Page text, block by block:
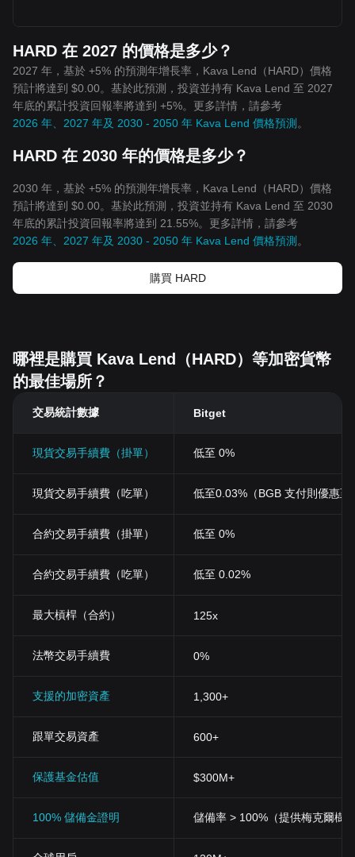
HARD 在 2027 的價格是多少？
2027 年，基於 +5% 的預測年增長率，Kava Lend（HARD）價格
預計將達到 $0.00。基於此預測，投資並持有 Kava Lend 至 2027
年底的累計投資回報率將達到 +5%。更多詳情，請參考
2026 年、2027 年及 2030 - 2050 年 Kava Lend 價格預測 。
HARD 在 2030 年的價格是多少？
2030 年，基於 +5% 的預測年增長率，Kava Lend（HARD）價格
預計將達到 $0.00。基於此預測，投資並持有 Kava Lend 至 2030
年底的累計投資回報率將達到 21.55%。更多詳情，請參考
2026 年、2027 年及 2030 - 2050 年 Kava Lend 價格預測 。
購買 HARD
哪裡是購買 Kava Lend（HARD）等加密貨幣
的最佳場所？
交易統計數據 Bitget
現貨交易手續費（掛單） 低至 0%
現貨交易手續費（吃單） 低至0.03%（BGB 支付則優惠至
合約交易手續費（掛單） 低至 0%
合約交易手續費（吃單） 低至 0.02%
最大槓桿（合約） 125x
法幣交易手續費 0%
支援的加密資產 1,300+
跟單交易資產 600+
保護基金估值 $300M+
100% 儲備金證明 儲備率 > 100%（提供梅克爾樹